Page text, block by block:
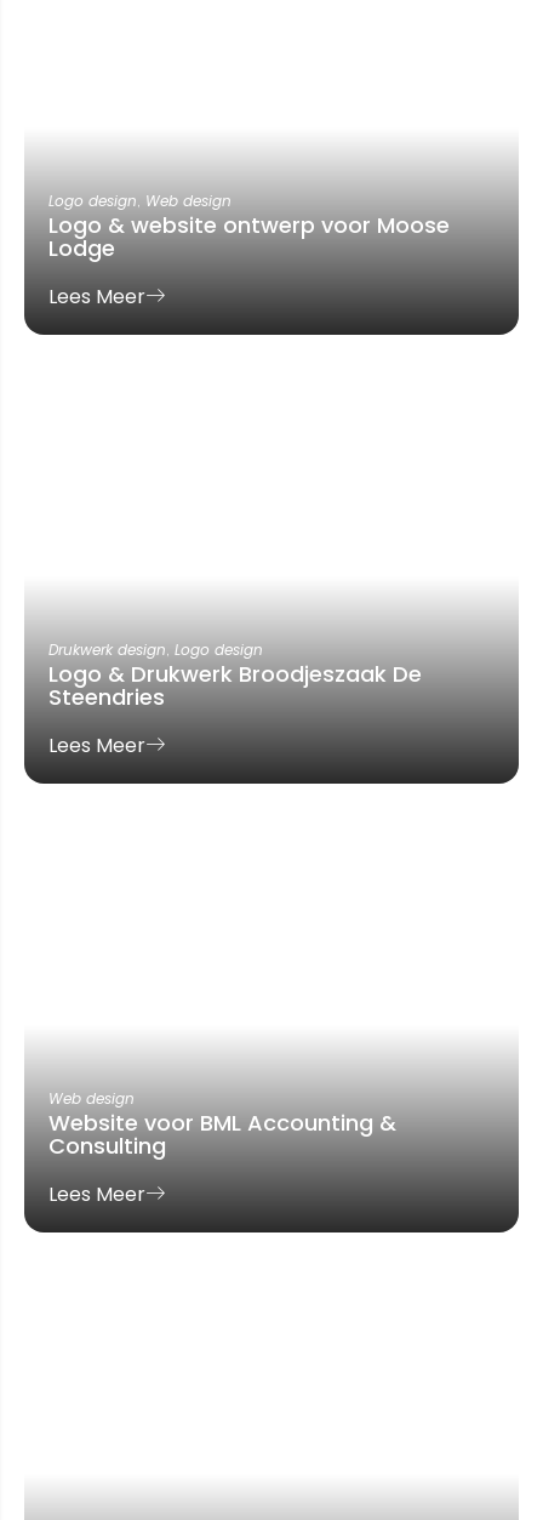
Logo design Web design
Logo & website ontwerp voor Moose
Lodge
Lees Meer
Drukwerk design Logo design
Logo & Drukwerk Broodjeszaak De
Steendries
Lees Meer
Web design
Website voor BML Accounting &
Consulting
Lees Meer